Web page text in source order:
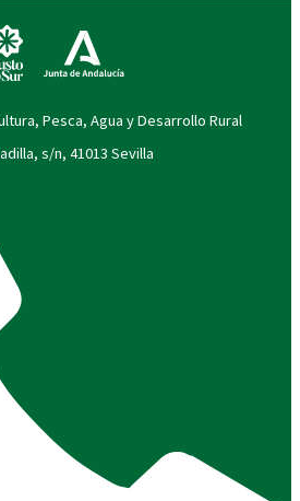
Pesca, Agua y Desarrollo Rural
s/n, 41013 Sevilla